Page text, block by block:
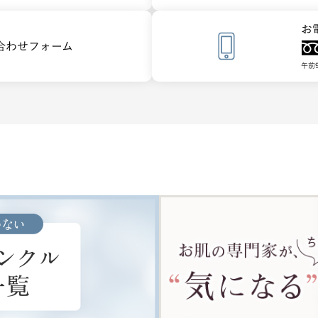
わせフォーム
お
午前